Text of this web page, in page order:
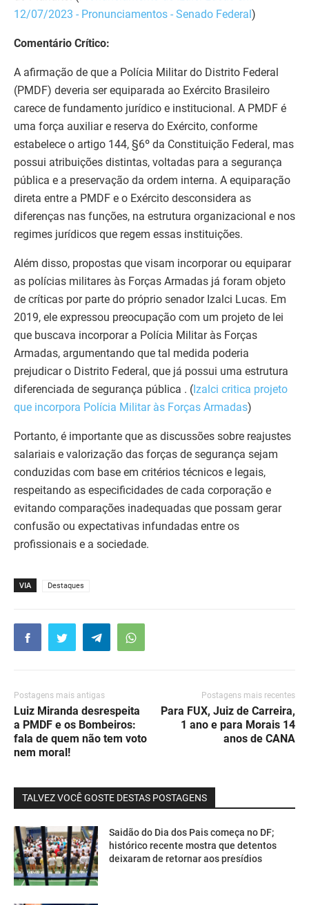
12/07/2023 - Pronunciamentos - Senado Federal )
Comentário Crítico:
A afirmação de que a Polícia Militar do Distrito Federal
(PMDF) deveria ser equiparada ao Exército Brasileiro
carece de fundamento jurídico e institucional. A PMDF é
uma força auxiliar e reserva do Exército, conforme
estabelece o artigo 144, §6º da Constituição Federal, mas
possui atribuições distintas, voltadas para a segurança
pública e a preservação da ordem interna. A equiparação
direta entre a PMDF e o Exército desconsidera as
diferenças nas funções, na estrutura organizacional e nos
regimes jurídicos que regem essas instituições.
Além disso, propostas que visam incorporar ou equiparar
as polícias militares às Forças Armadas já foram objeto
de críticas por parte do próprio senador Izalci Lucas. Em
2019, ele expressou preocupação com um projeto de lei
que buscava incorporar a Polícia Militar às Forças
Armadas, argumentando que tal medida poderia
prejudicar o Distrito Federal, que já possui uma estrutura
diferenciada de segurança pública . ( Izalci critica projeto
que incorpora Polícia Militar às Forças Armadas)
Portanto, é importante que as discussões sobre reajustes
salariais e valorização das forças de segurança sejam
conduzidas com base em critérios técnicos e legais,
respeitando as especificidades de cada corporação e
evitando comparações inadequadas que possam gerar
confusão ou expectativas infundadas entre os
profissionais e a sociedade.
VIA Destaques
Postagens mais antigas
Luiz Miranda desrespeita
a PMDF e os Bombeiros:
fala de quem não tem voto
nem moral!
Postagens mais recentes
Para FUX, Juiz de Carreira,
1 ano e para Morais 14
anos de CANA
TALVEZ VOCÊ GOSTE DESTAS POSTAGENS
Saidão do Dia dos Pais começa no DF;
histórico recente mostra que detentos
deixaram de retornar aos presídios